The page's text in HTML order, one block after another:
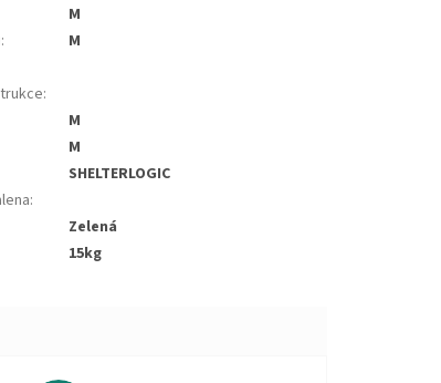
m
:
m
:
m
m
SHELTERLOGIC
:
zelená
15kg